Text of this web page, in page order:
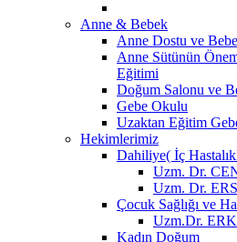
Anne & Bebek
Anne Dostu ve
Anne Sütünün
Eğitimi
Doğum Salonu ve
Gebe Okulu
Uzaktan Eğitim
Hekimlerimiz
Dahiliye( İç
Uzm. Dr.
Uzm. Dr.
Çocuk Sağlığı ve
Uzm.Dr.
Kadın Doğum